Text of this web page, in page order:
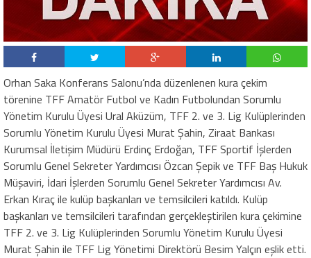
Orhan Saka Konferans Salonu’nda düzenlenen kura çekim
törenine TFF Amatör Futbol ve Kadın Futbolundan Sorumlu
Yönetim Kurulu Üyesi Ural Aküzüm, TFF 2. ve 3. Lig Kulüplerinden
Sorumlu Yönetim Kurulu Üyesi Murat Şahin, Ziraat Bankası
Kurumsal İletişim Müdürü Erdinç Erdoğan, TFF Sportif İşlerden
Sorumlu Genel Sekreter Yardımcısı Özcan Şepik ve TFF Baş Hukuk
Müşaviri, İdari İşlerden Sorumlu Genel Sekreter Yardımcısı Av.
Erkan Kıraç ile kulüp başkanları ve temsilcileri katıldı. Kulüp
başkanları ve temsilcileri tarafından gerçekleştirilen kura çekimine
TFF 2. ve 3. Lig Kulüplerinden Sorumlu Yönetim Kurulu Üyesi
Murat Şahin ile TFF Lig Yönetimi Direktörü Besim Yalçın eşlik etti.